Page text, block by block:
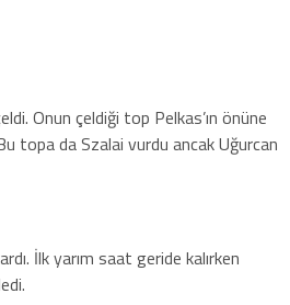
Onun çeldiği top Pelkas’ın önüne
topa da Szalai vurdu ancak Uğurcan
İlk yarım saat geride kalırken